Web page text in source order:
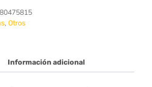
, Otros
Información adicional